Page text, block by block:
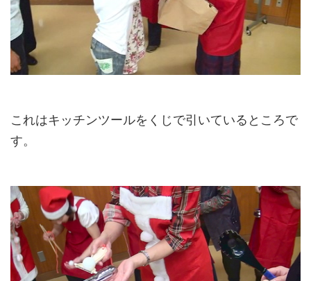
これはキッチンツールをくじで引いているところで
す。